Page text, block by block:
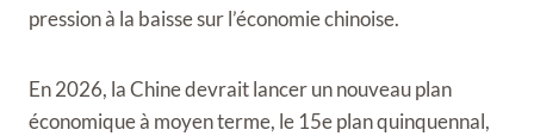
pression à la baisse sur l’économie chinoise.
En 2026, la Chine devrait lancer un nouveau plan
économique à moyen terme, le 15e plan quinquennal,